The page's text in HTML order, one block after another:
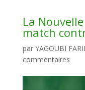
La
match
par YAGOUBI
commentaires